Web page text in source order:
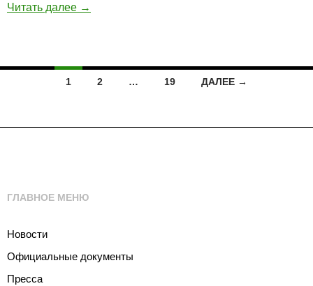
Читать далее →
Навигация
записям
1 2 … 19 ДАЛЕЕ →
ГЛАВНОЕ МЕНЮ
Новости
Официальные документы
Пресса